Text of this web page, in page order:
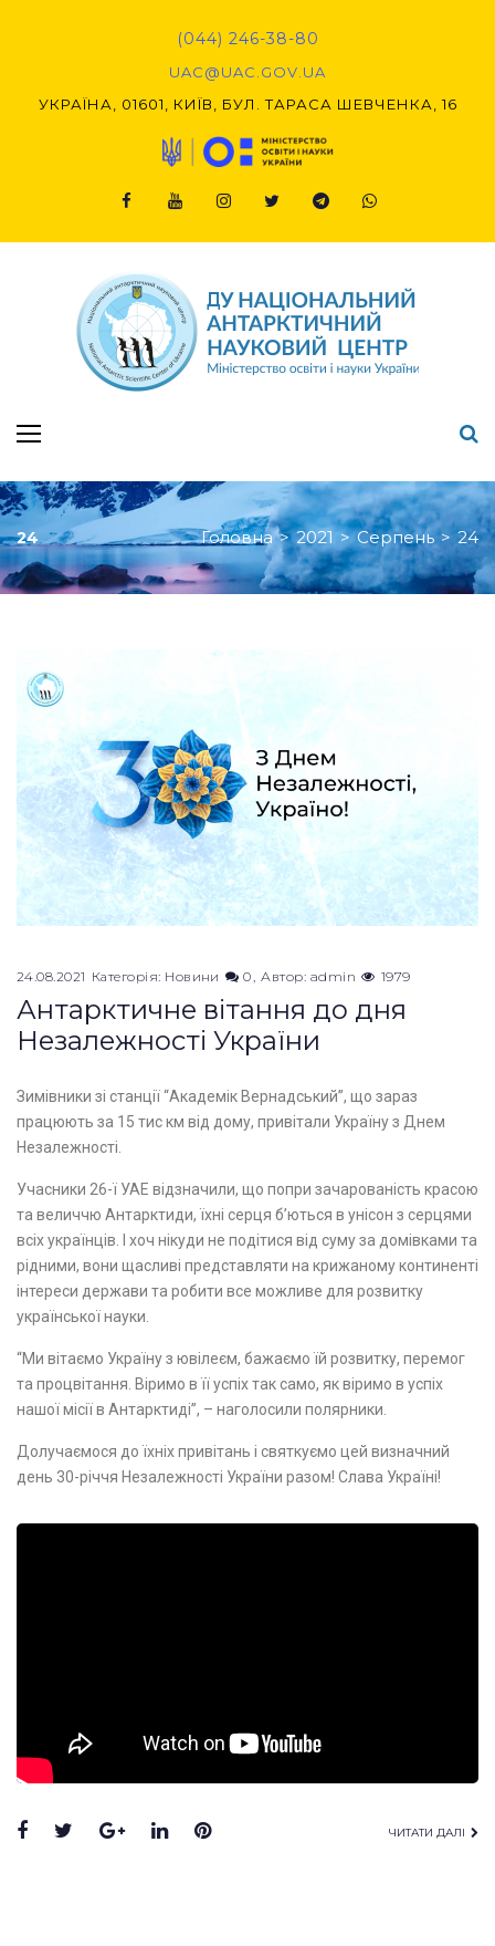
(044) 246-38-80
UAC@UAC.GOV.UA​​
УКРАЇНА, 01601, КИЇВ, БУЛ. ТАРАСА ШЕВЧЕНКА, 16
24 Головна > 2021 > Серпень > 24
24.08.2021 Категорія: Новини 0 Автор: admin 1979
Антарктичне вітання до дня
Незалежності України
Зимівники зі станції “Академік Вернадський”, що зараз
працюють за 15 тис км від дому, привітали Україну з Днем
Незалежності.
Учасники 26-ї УАЕ відзначили, що попри зачарованість красою
та величчю Антарктиди, їхні серця б’ються в унісон з серцями
всіх українців. І хоч нікуди не подітися від суму за домівками та
рідними, вони щасливі представляти на крижаному континенті
інтереси держави та робити все можливе для розвитку
української науки.
“Ми вітаємо Україну з ювілеєм, бажаємо їй розвитку, перемог
та процвітання. Віримо в її успіх так само, як віримо в успіх
нашої місії в Антарктиді”, – наголосили полярники.
Долучаємося до їхніх привітань і святкуємо цей визначний
день 30-річчя Незалежності України разом! Слава Україні!
ЧИТАТИ ДАЛІ